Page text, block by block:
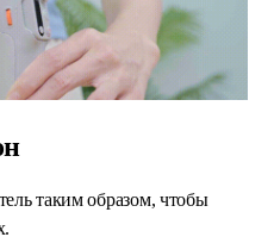
таким образом, чтобы